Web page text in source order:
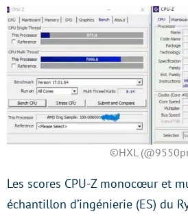
©HXL
Les scores CPU-Z monocœur et
échantillon d’ingénierie (ES) du